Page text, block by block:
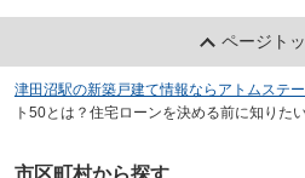
ページト
津田沼駅の新築戸建て情報ならアトムステ
ト50とは？住宅ローンを決める前に知りた